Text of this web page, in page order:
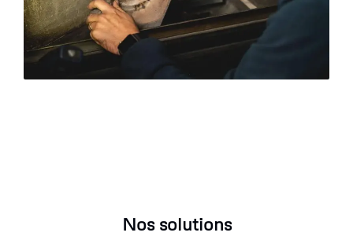
Nos solutions